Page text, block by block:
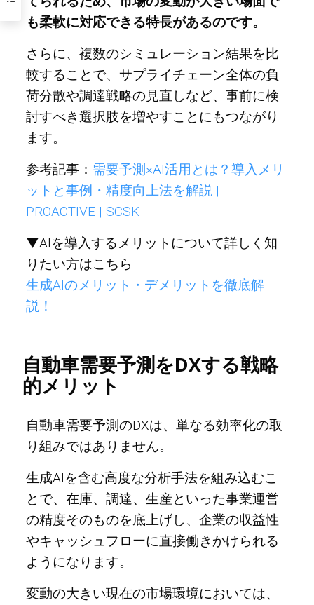
も柔軟に対応できる特長があるのです。
さらに、複数のシミュレーション結果を比
較することで、サプライチェーン全体の負
荷分散や調達戦略の見直しなど、事前に検
討すべき選択肢を増やすことにもつながり
ます。
参考記事： 需要予測×AI活用とは？導入メリ
ットと事例・精度向上法を解説 |
PROACTIVE | SCSK
▼AIを導入するメリットについて詳しく知
りたい方はこちら
生成AIのメリット・デメリットを徹底解
説！
自動車需要予測をDXする戦略
的メリット
自動車需要予測のDXは、単なる効率化の取
り組みではありません。
生成AIを含む高度な分析手法を組み込むこ
とで、在庫、調達、生産といった事業運営
の精度そのものを底上げし、企業の収益性
やキャッシュフローに直接働きかけられる
ようになります。
変動の大きい現在の市場環境においては、